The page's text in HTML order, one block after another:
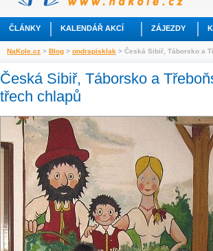
ČLÁNKY KALENDÁŘ AKCÍ ZÁJEZDY
NaKole.cz > Blog > ondrapisklak > Česká Sibiř, Táborsko a
Česká Sibiř, Táborsko a
třech chlapů